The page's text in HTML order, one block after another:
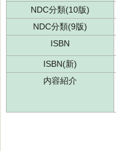
NDC分類(10版)
NDC分類(9版)
ISBN
ISBN(新)
内容紹介